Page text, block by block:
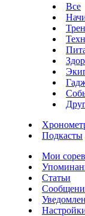
Все
Подкасты
Мои
Статьи